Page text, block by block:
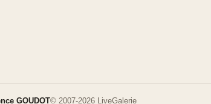
GOUDOT© 2007-2026 LiveGalerie